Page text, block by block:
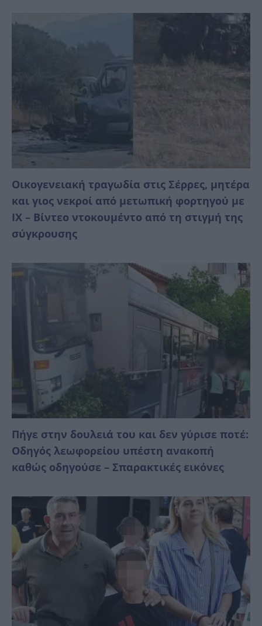
Οικογενειακή τραγωδία στις Σέρρες, μητέρα
και γιος νεκροί από μετωπική φορτηγού με
ΙΧ – Βίντεο ντοκουμέντο από τη στιγμή της
σύγκρουσης
Πήγε στην δουλειά του και δεν γύρισε ποτέ:
Οδηγός λεωφορείου υπέστη ανακοπή
καθώς οδηγούσε – Σπαρακτικές εικόνες